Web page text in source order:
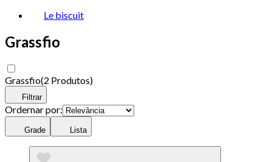
Le biscuit
Grassfio
Grassfio(2 Produtos)
Filtrar
Ordernar por:
Grade Lista